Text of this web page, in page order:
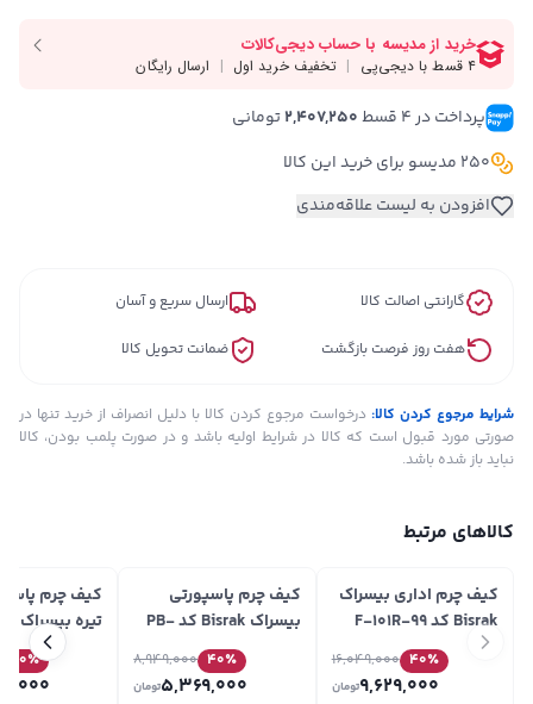
پرداخت در ۴ قسط 2,407,250 تومانی
250 مدیسو برای خرید این کالا
افزودن به لیست علاقه‌مندی
گارانتی اصالت کالا ارسال سریع و آسان
هفت روز فرصت بازگشت ضمانت تحویل کالا
شرایط مرجوع کردن کالا: درخواست مرجوع کردن کالا با دلیل انصراف از خرید تنها در
صورتی مورد قبول است که کالا در شرایط اولیه باشد و در صورت پلمب بودن، کالا
نباید باز شده باشد.
کالاهای مرتبط
کیف چرم اداری بیسراک
Bisrak کد F-101R-99
40٪ 16,049,000
9,629,000تومان
کیف چرم پاسپورتی
بیسراک Bisrak کد PB-
Maral-F18
40٪ 8,949,000
5,369,000تومان
کیف چرم
Maral-F45
40٪